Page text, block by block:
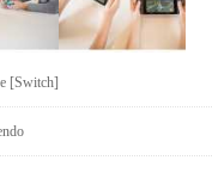
[Switch]